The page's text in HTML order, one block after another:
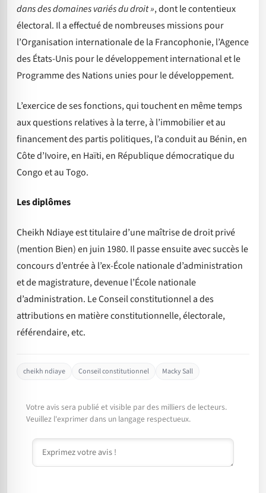
dans des domaines variés du droit », dont le contentieux
électoral. Il a effectué de nombreuses missions pour
l’Organisation internationale de la Francophonie, l’Agence
des États-Unis pour le développement international et le
Programme des Nations unies pour le développement.
L’exercice de ses fonctions, qui touchent en même temps
aux questions relatives à la terre, à l’immobilier et au
financement des partis politiques, l’a conduit au Bénin, en
Côte d’Ivoire, en Haïti, en République démocratique du
Congo et au Togo.
Les diplômes
Cheikh Ndiaye est titulaire d’une maîtrise de droit privé
(mention Bien) en juin 1980. Il passe ensuite avec succès le
concours d’entrée à l’ex-École nationale d’administration
et de magistrature, devenue l’École nationale
d’administration. Le Conseil constitutionnel a des
attributions en matière constitutionnelle, électorale,
référendaire, etc.
cheikh ndiaye Conseil constitutionnel Macky Sall
Votre avis sera publié et visible par des milliers de lecteurs.
Veuillez l'exprimer dans un langage respectueux.
Commentaire